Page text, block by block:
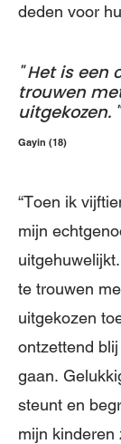
deden voor
Het is een
trouwen
uitgekozen.
Gayin (18)
“Toen ik
mijn
te trouwen
uitgekozen
ontzettend
gaan.
steunt en
mijn kinderen